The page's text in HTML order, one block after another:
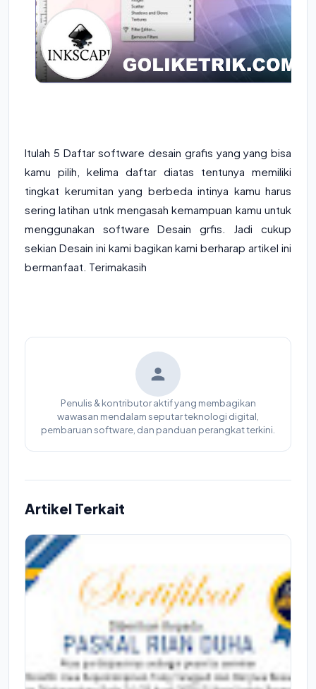
Itulah 5 Daftar software desain grafis yang yang bisa
kamu pilih, kelima daftar diatas tentunya memiliki
tingkat kerumitan yang berbeda intinya kamu harus
sering latihan utnk mengasah kemampuan kamu untuk
menggunakan software Desain grfis. Jadi cukup
sekian Desain ini kami bagikan kami berharap artikel ini
bermanfaat. Terimakasih
Penulis & kontributor aktif yang membagikan
wawasan mendalam seputar teknologi digital,
pembaruan software, dan panduan perangkat terkini.
Artikel Terkait